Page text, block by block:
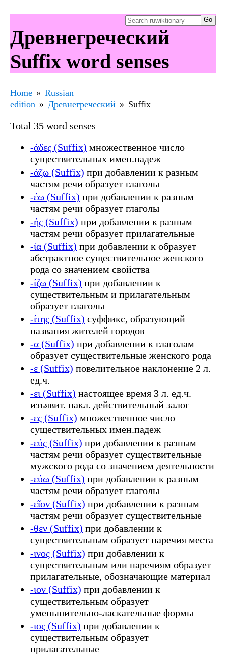
Древнегреческий
Suffix word senses
Home
Russian
edition
Древнегреческий Suffix
Total 35 word senses
-άδες (Suffix) множественное число
существительных имен.падеж
-άζω (Suffix) при добавлении к разным
частям речи образует глаголы
-έω (Suffix) при добавлении к разным
частям речи образует глаголы
-ής (Suffix) при добавлении к разным
частям речи образует прилагательные
-ία (Suffix) при добавлении к образует
абстрактное существительное женского
рода со значением свойства
-ίζω (Suffix) при добавлении к
существительным и прилагательным
образует глаголы
-ίτης (Suffix) суффикс, образующий
названия жителей городов
-α (Suffix) при добавлении к глаголам
образует существительные женского рода
-ε (Suffix) повелительное наклонение 2 л.
ед.ч.
-ει (Suffix) настоящее время 3 л. ед.ч.
изъявит. накл. действительный залог
-ες (Suffix) множественное число
существительных имен.падеж
-εύς (Suffix) при добавлении к разным
частям речи образует существительные
мужского рода со значением деятельности
-εύω (Suffix) при добавлении к разным
частям речи образует глаголы
-εῖον (Suffix) при добавлении к разным
частям речи образует существительные
-θεν (Suffix) при добавлении к
существительным образует наречия места
-ινος (Suffix) при добавлении к
существительным или наречиям образует
прилагательные, обозначающие материал
-ιον (Suffix) при добавлении к
существительным образует
уменьшительно-ласкательные формы
-ιος (Suffix) при добавлении к
существительным образует
прилагательные